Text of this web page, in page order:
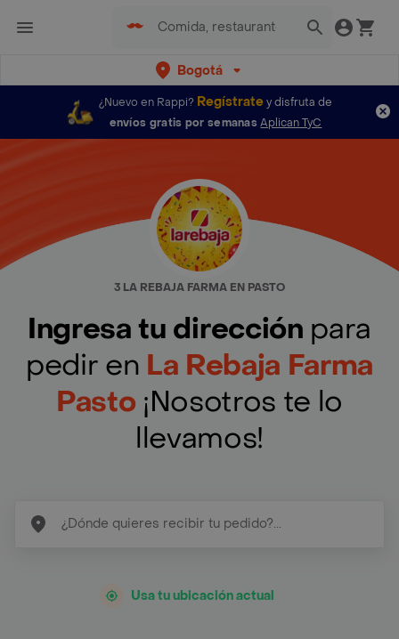
Bogotá
¿Nuevo en Rappi? Regístratey disfruta de
envíos gratis por semanas Aplican TyC
3 LA REBAJA FARMA EN PASTO
Ingresa tu dirección para
pedir en La Rebaja Farma
Pasto ¡Nosotros te lo
llevamos!
Usa tu ubicación actual